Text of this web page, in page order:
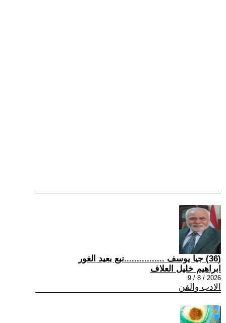
(36) جيا يوسف ................نبع بعيد الغور
ابراهيم خليل العلاف
2026 / 8 / 9
الادب والفن